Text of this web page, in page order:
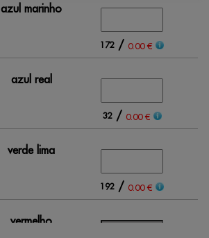
azul marinho
172 / 0.00 €
azul real
32/ 0.00 €
verde lima
192 / 0.00 €
vermelho